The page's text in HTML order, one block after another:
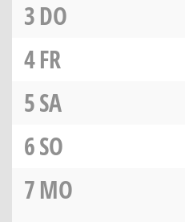
3DO
4FR
5SA
6SO
7MO